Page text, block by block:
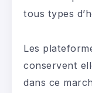
tous types
Les
conservent
dans ce